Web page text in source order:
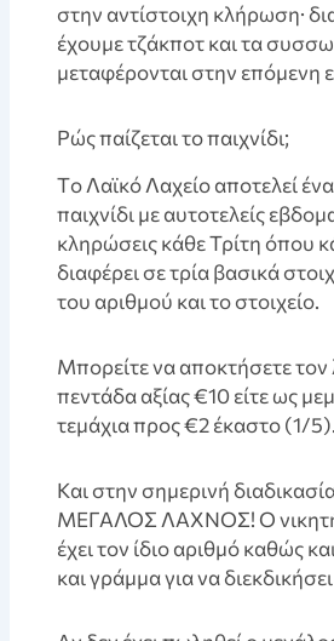
στην αντίστοιχη κλήρωση·
έχουμε τζάκποτ και τα
μεταφέρονται στην επόμενη
Pώς παίζεται το παιχνίδι;
Tο Λαϊκό Λαχείο αποτελεί
παιχνίδι με αυτοτελείς
κληρώσεις κάθε Τρίτη όπου
διαφέρει σε τρία βασικά
του αριθμού και το στοιχείο.
Mπορείτε να αποκτήσετε τον
πεντάδα αξίας €10 είτε ως
τεμάχια προς €2 έκαστο (1/5).
Kαι στην σημερινή
ΜΕΓΑΛΟΣ ΛΑΧΝΟΣ! O
έχει τον ίδιο αριθμό καθώς
και γράμμα για να